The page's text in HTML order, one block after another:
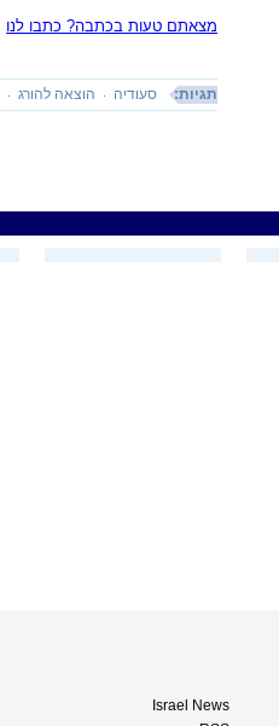
מצאתם טעות בכתבה? כתבו לנו
תגיות: סעודיה הוצאה להורג
Israel News